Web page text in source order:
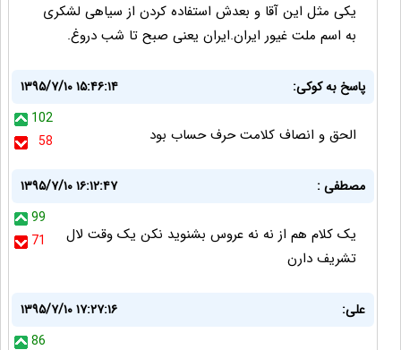
یکی مثل این آقا و بعدش استفاده کردن از سیاهی لشکری
به اسم ملت غیور ایران.ایران یعنی صبح تا شب دروغ.
پاسخ به کوکی:
۱۳۹۵/۷/۱۰ ۱۵:۴۶:۱۴
102
58
الحق و انصاف کلامت حرف حساب بود
مصطفی :
۱۳۹۵/۷/۱۰ ۱۶:۱۲:۴۷
99
71
یک کلام هم از نه نه عروس بشنوید نکن یک وقت لال
تشریف دارن
علی:
۱۳۹۵/۷/۱۰ ۱۷:۲۷:۱۶
86